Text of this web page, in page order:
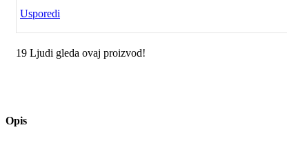
Usporedi
19 Ljudi gleda ovaj proizvod!
Opis